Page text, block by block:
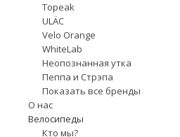
Topeak
ULÄC
Velo Orange
WhiteLab
Неопознанная утка
Пеппа и Стрэпа
Показать все бренды
О нас
Велосипеды
Кто мы?